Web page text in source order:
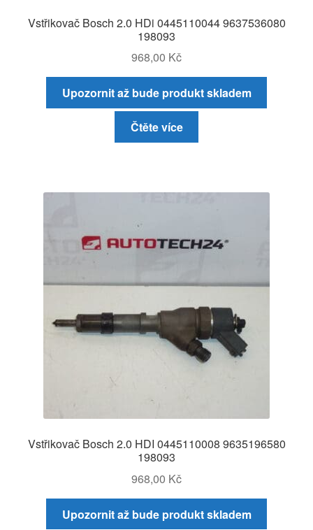
Vstřikovač Bosch 2.0 HDi 0445110044 9637536080
198093
968,00 Kč
Upozornit až bude produkt skladem
Čtěte více
Vstřikovač Bosch 2.0 HDI 0445110008 9635196580
198093
968,00 Kč
Upozornit až bude produkt skladem